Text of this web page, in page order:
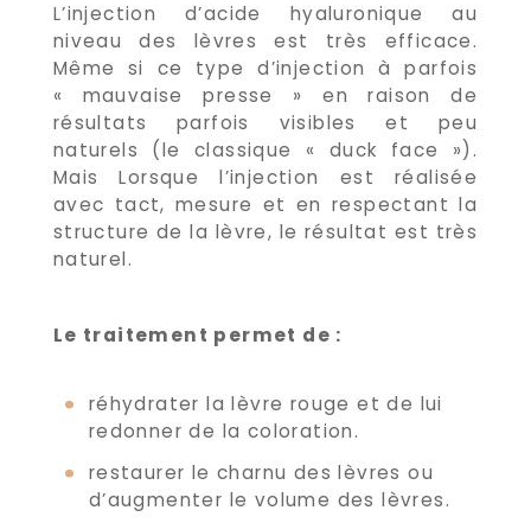
L’injection d’acide hyaluronique au
niveau des lèvres est très efficace.
Même si ce type d’injection à parfois
« mauvaise presse » en raison de
résultats parfois visibles et peu
naturels (le classique « duck face »).
Mais Lorsque l’injection est réalisée
avec tact, mesure et en respectant la
structure de la lèvre, le résultat est très
naturel.
Le traitement permet de :
réhydrater la lèvre rouge et de lui
redonner de la coloration.
restaurer le charnu des lèvres ou
d’augmenter le volume des lèvres.